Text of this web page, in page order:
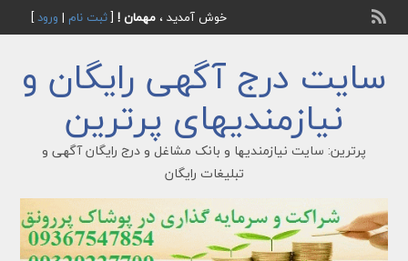
خوش آمدید ، مهمان ![ثبت نام | ورود]
سایت درج آگهی رایگان و
نیازمندیهای پرترین
پرترین: سایت نیازمندیها و بانک مشاغل و درج رایگان آگهی و
تبلیغات رایگان